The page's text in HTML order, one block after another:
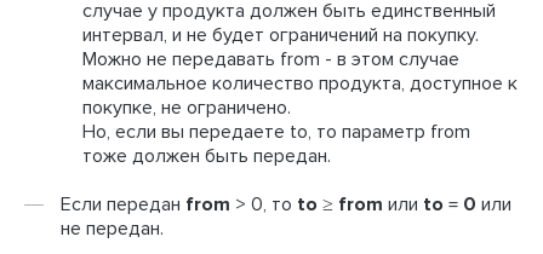
случае у продукта должен быть единственный
интервал, и не будет ограничений на покупку.
Можно не передавать from - в этом случае
максимальное количество продукта, доступное к
покупке, не ограничено.
Но, если вы передаете to, то параметр from
тоже должен быть передан.
Если передан from > 0, то to ≥ from или to = 0 или
не передан.